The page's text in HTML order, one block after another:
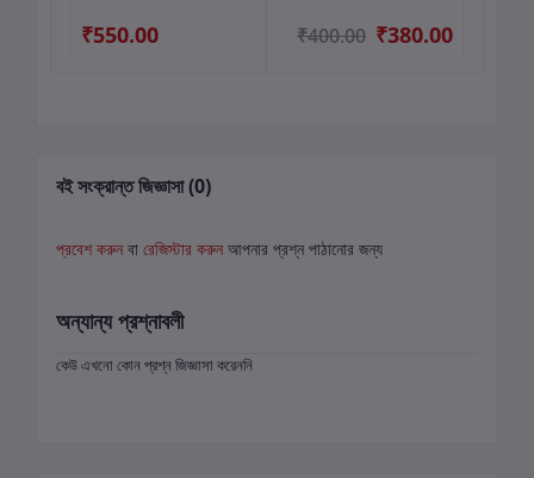
₹550.00 ₹400.00 ₹380.00
বই সংক্রান্ত জিজ্ঞাসা (0)
প্রবেশ করুন বা রেজিস্টার করুন আপনার প্রশ্ন পাঠানোর জন্য
অন্যান্য প্রশ্নাবলী
কেউ এখনো কোন প্রশ্ন জিজ্ঞাসা করেননি